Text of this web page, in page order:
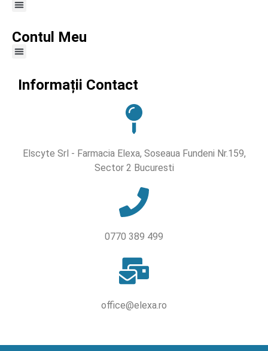
Contul Meu
Informații Contact
Elscyte Srl - Farmacia Elexa, Soseaua Fundeni Nr.159,
Sector 2 Bucuresti
0770 389 499
office@elexa.ro